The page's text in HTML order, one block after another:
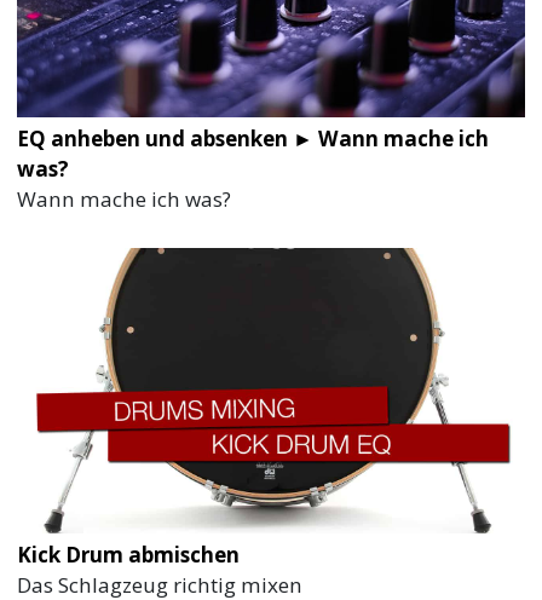
EQ anheben und absenken ► Wann mache ich
was?
Wann mache ich was?
Kick Drum abmischen
Das Schlagzeug richtig mixen